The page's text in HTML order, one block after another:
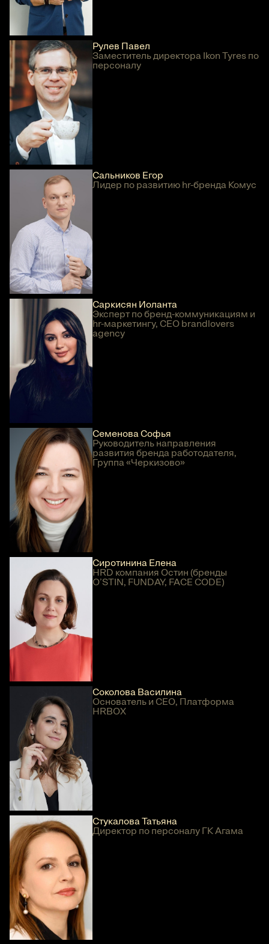
Рулев Павел
Заместитель директора Ikon Tyres по
персоналу
Сальников Егор
Лидер по развитию hr-бренда Комус
Саркисян Иоланта
Эксперт по бренд-коммуникациям и
hr-маркетингу, СЕО brandlovers
agency
Семенова Софья
Руководитель направления
развития бренда работодателя,
Группа «Черкизово»
Сиротинина Елена
HRD компания Остин (бренды
O’STIN, FUNDAY, FACE CODE)
Соколова Василина
Основатель и CEO, Платформа
HRBOX
Стукалова Татьяна
Директор по персоналу ГК Агама